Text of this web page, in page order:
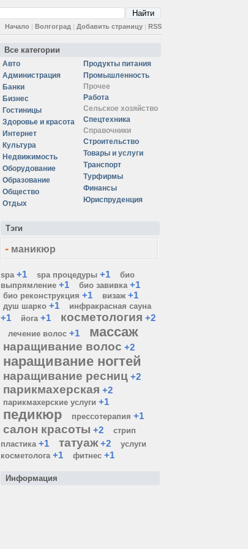
Начало | Волгоград | Добавить страницу | RSS
Все категории
Авто
Администрация
Банки
Бизнес
Гостиницы
Здоровье и красота
Интернет
Культура
Недвижимость
Оборудование
Образование
Общество
Отдых
Продукты питания
Промышленность
Прочее
Работа
Сельское хозяйство
Спецтехника
Справочники
Строительство
Товары и услуги
Транспорт
Турфирмы
Финансы
Юриспруденция
Тэги
- маникюр
spa +1 spa процедуры +1
био
выпрямление +1 био завивка +1
био реконструкция +1 визаж +1
душ шарко +1 инфракрасная сауна
+1 йога +1 косметология +2
лечение волос +1 массаж
наращивание волос +2
наращивание ногтей
наращивание ресниц +2
парикмахерская +2
парикмахерские услуги +1
педикюр прессотерапия +1
салон красоты +2
стрип
пластика +1 татуаж +2
услуги
косметолога +1 фитнес +1
Информация